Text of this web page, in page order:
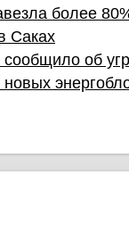
более
Саках
об
новых